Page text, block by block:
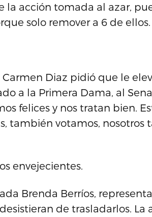
acción tomada al azar,
solo remover a 6 de ellos.
Diaz pidió que le
a la Primera Dama, al
felices y nos tratan bien.
también votamos, nosotros
envejecientes.
Brenda Berríos,
de trasladarlos. La